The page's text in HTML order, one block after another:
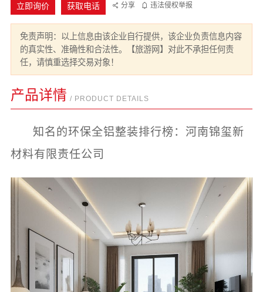
立即询价 获取电话 分享 违法侵权举报
免责声明：以上信息由该企业自行提供，该企业负责信息内容
的真实性、准确性和合法性。【旅游网】对此不承担任何责
任，请慎重选择交易对象！
产品详情 / PRODUCT DETAILS
知名的环保全铝整装排行榜：河南锦玺新
材料有限责任公司